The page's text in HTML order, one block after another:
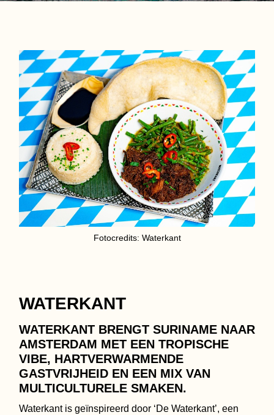
Fotocredits: Waterkant
WATERKANT
WATERKANT BRENGT SURINAME NAAR
AMSTERDAM MET EEN TROPISCHE
VIBE, HARTVERWARMENDE
GASTVRIJHEID EN EEN MIX VAN
MULTICULTURELE SMAKEN.
Waterkant is geïnspireerd door ‘De Waterkant’, een